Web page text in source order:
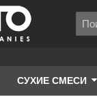
СУХИЕ СМЕСИ